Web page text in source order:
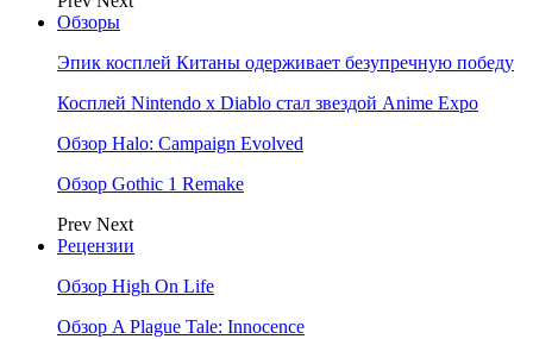
Обзоры
Эпик косплей Китаны одерживает безупречную победу
Косплей Nintendo x Diablo стал звездой Anime Expo
Обзор Halo: Campaign Evolved
Обзор Gothic 1 Remake
Prev Next
Рецензии
Обзор High On Life
Обзор A Plague Tale: Innocence